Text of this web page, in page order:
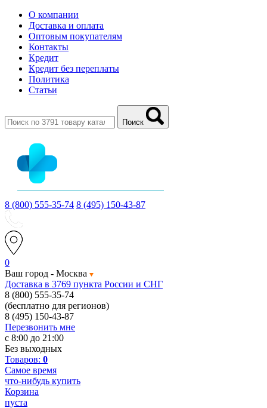
О компании
Доставка и оплата
Оптовым покупателям
Контакты
Кредит
Кредит без переплаты
Политика
Статьи
Поиск
8 (800) 555-35-74 8 (495) 150-43-87
0
Ваш город - Москва
Доставка в 3769 пункта России и СНГ
8 (800) 555-35-74
(бесплатно для регионов)
8 (495) 150-43-87
Перезвонить мне
с 8:00 до 21:00
Без выходных
Товаров: 0
Самое время
что-нибудь купить
Корзина
пуста